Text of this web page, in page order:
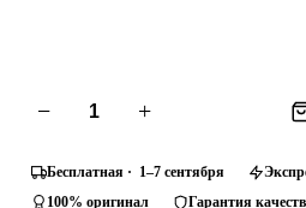
− +
Бесплатная · 1–7 сентября
100% оригинал
Гарантия